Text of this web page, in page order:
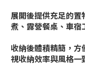
展開後提供充足的
煮、露營餐桌、車宿
收納後體積精簡，
視收納效率與風格一